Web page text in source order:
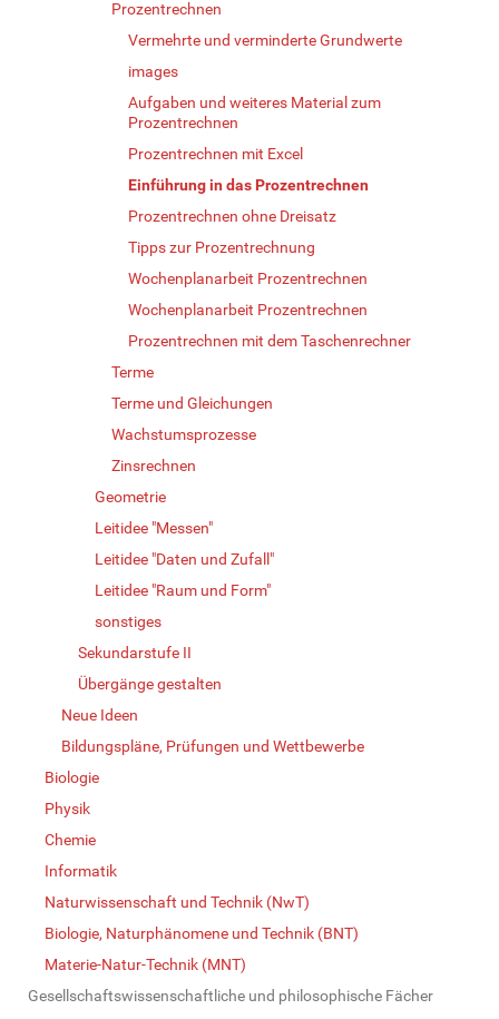
Prozentrechnen
Vermehrte und verminderte Grundwerte
images
Aufgaben und weiteres Material zum
Prozentrechnen
Prozentrechnen mit Excel
Einführung in das Prozentrechnen
Prozentrechnen ohne Dreisatz
Tipps zur Prozentrechnung
Wochenplanarbeit Prozentrechnen
Wochenplanarbeit Prozentrechnen
Prozentrechnen mit dem Taschenrechner
Terme
Terme und Gleichungen
Wachstumsprozesse
Zinsrechnen
Geometrie
Leitidee "Messen"
Leitidee "Daten und Zufall"
Leitidee "Raum und Form"
sonstiges
Sekundarstufe II
Übergänge gestalten
Neue Ideen
Bildungspläne, Prüfungen und Wettbewerbe
Biologie
Physik
Chemie
Informatik
Naturwissenschaft und Technik (NwT)
Biologie, Naturphänomene und Technik (BNT)
Materie-Natur-Technik (MNT)
Gesellschaftswissenschaftliche und philosophische Fächer